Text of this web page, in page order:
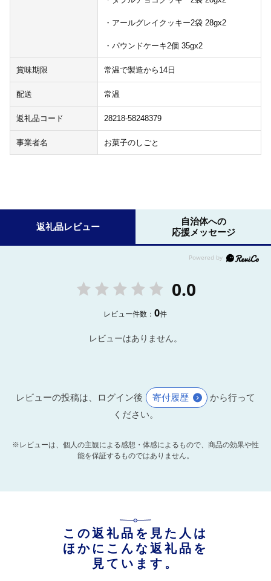
・アールグレイクッキー2袋 28gx2
・パウンドケーキ2個 35gx2
賞味期限 常温で製造から14日
配送 常温
返礼品コード 28218-58248379
事業者名 お菓子のしごと
返礼品レビュー
自治体への
応援メッセージ
0.0
レビュー件数：0件
レビューはありません。
レビューの投稿は、ログイン後 寄付履歴
から行って
ください。
※レビューは、個人の主観による感想・体感によるもので、商品の効果や性
能を保証するものではありません。
この返礼品を見た人は
ほかにこんな返礼品を
見ています。